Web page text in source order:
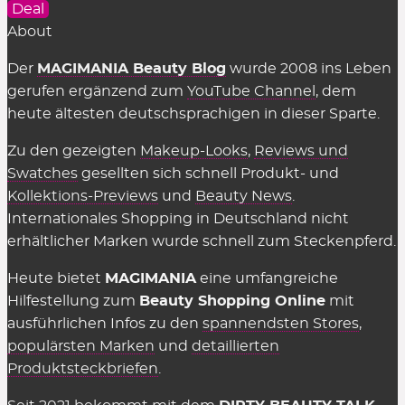
Beauty-Shops zu benutzen?
Nein, alle hier gelisteten Deals & Coupons stellen
wir natürlich völligkostenloszur Verfügung. Auch
in den Shops selbst muss man nichts dafür
genannte Einschränkungen wie der
Mindestbestellwert oder shop-individuelle
Ausnahmen.
Wir können die Übersicht anbieten und täglich
vermittelte Verkäufe eine Provision zahlen,
insofern einige Kriterien eingehalten werden.
Diese Kosten sind Teil des üblichen Marketing-
Budgets und werden nicht auf den Preis
aufgeschlagen (Stichwort: Affiliate-Marketing).
Deal
About
Der MAGIMANIA Beauty Blog wurde 2008 ins Leben
gerufen ergänzend zum YouTube Channel , dem
heute ältesten deutschsprachigen in dieser Sparte.
Zu den gezeigten Makeup-Looks, Reviews und
Swatches gesellten sich schnell Produkt- und
Kollektions-Previews und Beauty News
Internationales Shopping in Deutschland nicht
erhältlicher Marken wurde schnell zum Steckenpferd.
Heute bietet MAGIMANIA eine umfangreiche
Hilfestellung zum Beauty Shopping Online mit
ausführlichen Infos zu den spannendsten Stores,
populärsten Marken und detaillierten
Produktsteckbriefen